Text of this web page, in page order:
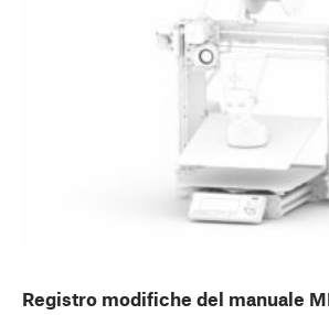
Registro modifiche del manuale